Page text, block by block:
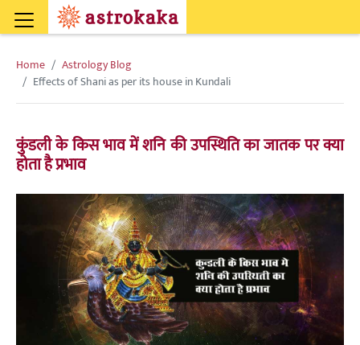
Home
Astrology Blog
Effects of Shani as per its house in Kundali
कुंडली के किस भाव में शनि की उपस्थिति का जातक पर क्या
होता है प्रभाव